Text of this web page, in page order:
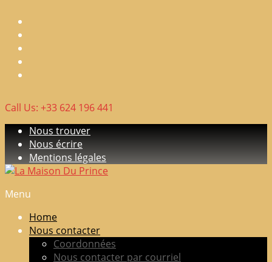
content
Call Us: +33 624 196 441
Nous trouver
Nous écrire
Mentions légales
La
Maison
Du
Prince
Menu
Home
Nous contacter
Coordonnées
Nous contacter par courriel